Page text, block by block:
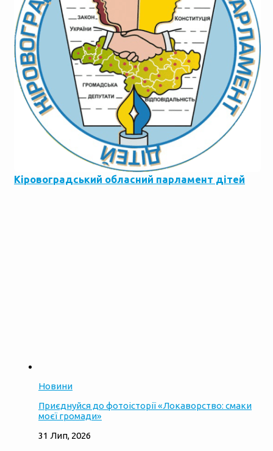
Кіровоградський обласний парламент дітей
Новини
Приєднуйся до фотоісторії «Локаворство: смаки
моєї громади»
31 Лип, 2026